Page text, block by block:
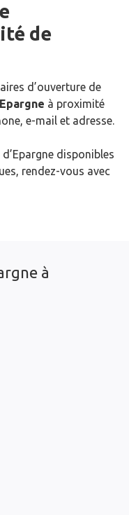
de
d’ouverture de
à proximité
e-mail et adresse.
disponibles
rendez-vous avec
à